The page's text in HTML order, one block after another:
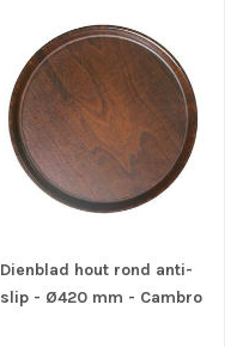
Dienblad hout rond anti-
slip - Ø420 mm - Cambro